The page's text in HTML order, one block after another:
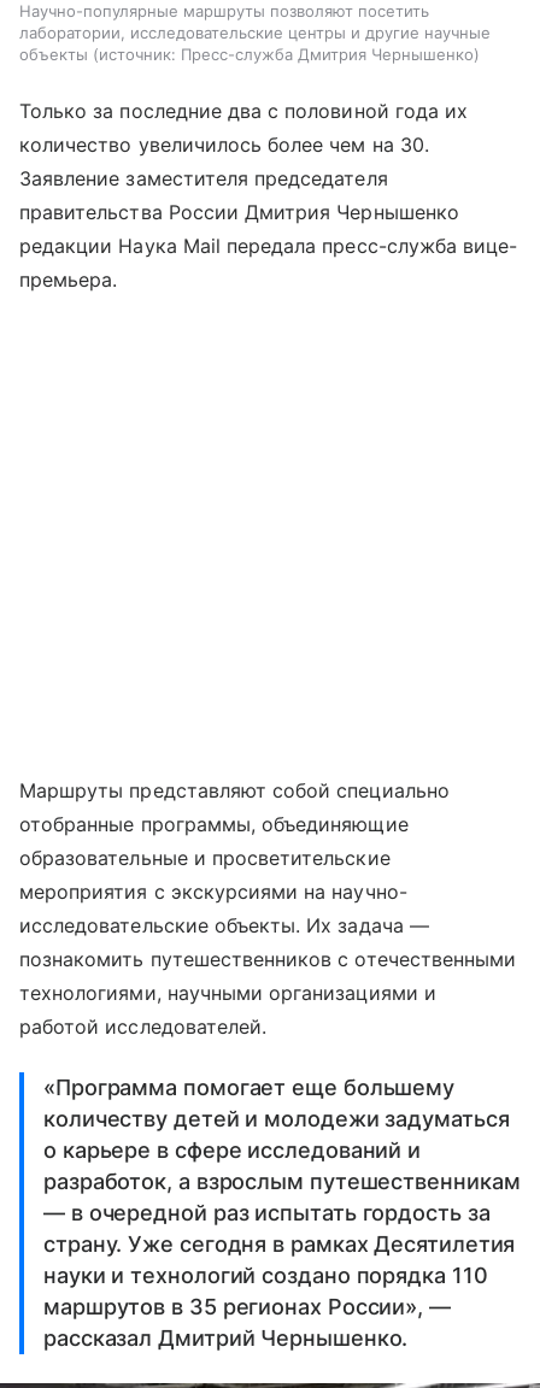
Научно-популярные маршруты позволяют посетить
лаборатории, исследовательские центры и другие научные
объекты
источник: Пресс-служба Дмитрия Чернышенко
Только за последние два с половиной года их
количество увеличилось более чем на 30.
Заявление заместителя председателя
правительства России Дмитрия Чернышенко
редакции Наука Mail передала пресс-служба вице-
премьера.
Маршруты представляют собой специально
отобранные программы, объединяющие
образовательные и просветительские
мероприятия с экскурсиями на научно-
исследовательские объекты. Их задача —
познакомить путешественников с отечественными
технологиями, научными организациями и
работой исследователей.
«Программа помогает еще большему
количеству детей и молодежи задуматься
о карьере в сфере исследований и
разработок, а взрослым путешественникам
— в очередной раз испытать гордость за
страну. Уже сегодня в рамках Десятилетия
науки и технологий создано порядка 110
маршрутов в 35 регионах России», —
рассказал Дмитрий Чернышенко.